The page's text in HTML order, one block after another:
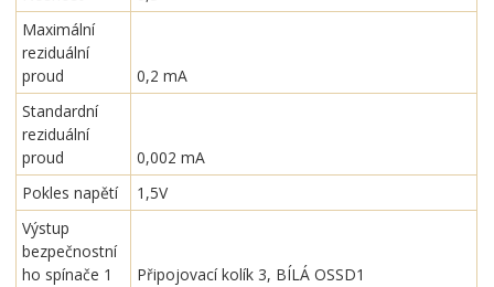
Maximální
reziduální
proud
0,2 mA
Standardní
reziduální
proud
0,002 mA
Pokles napětí
1,5V
Výstup
bezpečnostní
ho spínače 1
Připojovací kolík 3, BÍLÁ OSSD1